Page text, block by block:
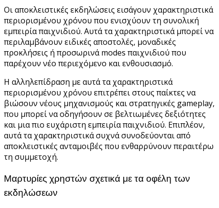
Οι αποκλειστικές εκδηλώσεις εισάγουν χαρακτηριστικά
περιορισμένου χρόνου που ενισχύουν τη συνολική
εμπειρία παιχνιδιού. Αυτά τα χαρακτηριστικά μπορεί να
περιλαμβάνουν ειδικές αποστολές, μοναδικές
προκλήσεις ή προσωρινά modes παιχνιδιού που
παρέχουν νέο περιεχόμενο και ενθουσιασμό.
Η αλληλεπίδραση με αυτά τα χαρακτηριστικά
περιορισμένου χρόνου επιτρέπει στους παίκτες να
βιώσουν νέους μηχανισμούς και στρατηγικές gameplay,
που μπορεί να οδηγήσουν σε βελτιωμένες δεξιότητες
και μια πιο ευχάριστη εμπειρία παιχνιδιού. Επιπλέον,
αυτά τα χαρακτηριστικά συχνά συνοδεύονται από
αποκλειστικές ανταμοιβές που ενθαρρύνουν περαιτέρω
τη συμμετοχή.
Μαρτυρίες χρηστών σχετικά με τα οφέλη των
εκδηλώσεων